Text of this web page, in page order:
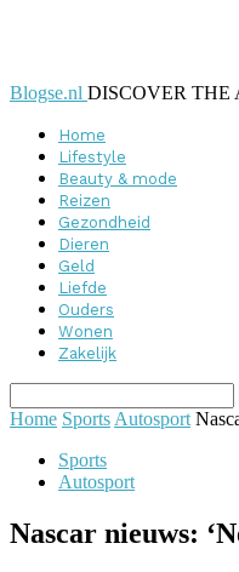
Blogse.nl DISCOVER THE
Home
Lifestyle
Beauty & mode
Reizen
Gezondheid
Dieren
Geld
Liefde
Ouders
Wonen
Zakelijk
Home Sports Autosport
Sports
Autosport
Nascar nieuws: